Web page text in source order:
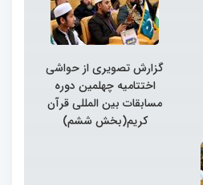
گزارش تصویری از حواشی
اختتامیه چهلمین دوره
مسابقات بین المللی قرآن
کریم(بخش ششم)